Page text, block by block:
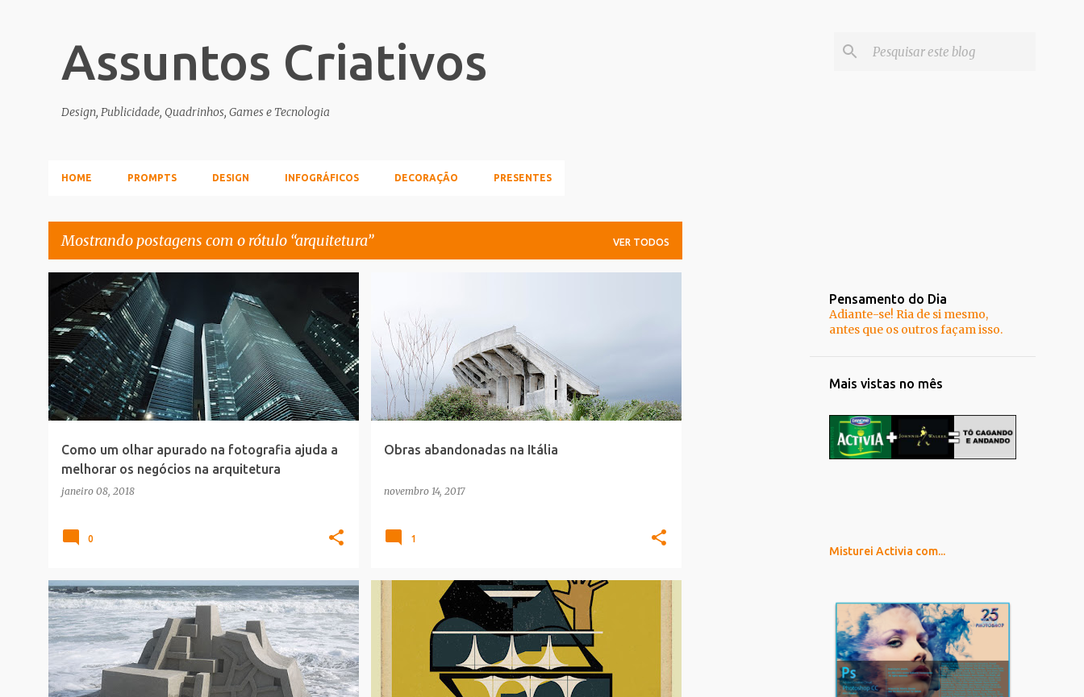
Assuntos Criativos
Design, Publicidade, Quadrinhos, Games e Tecnologia
HOME PROMPTS DESIGN INFOGRÁFICOS DECORAÇÃO PRESENTES
Mostrando postagens com o rótulo arquitetura VER TODOS
o
s
t
a
g
Como um olhar apurado na fotografia ajuda a
melhorar os negócios na arquitetura
janeiro 08, 2018
ARQUITETURA FOTOGRAFIA
0
Obras abandonadas na Itália
novembro 14, 2017
1
ARQUITETURA ESCULTURA OUTDOOR_PDV ARQUITETURA ILUSTRACAO
Pensamento do Dia
Adiante-se! Ria de si mesmo,
antes que os outros façam isso.
Mais vistas no mês
Misturei Activia com...